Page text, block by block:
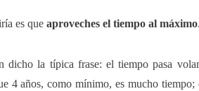
es que aproveches el tiempo al máximo.
dicho la típica frase: el tiempo pasa
4 años, como mínimo, es mucho